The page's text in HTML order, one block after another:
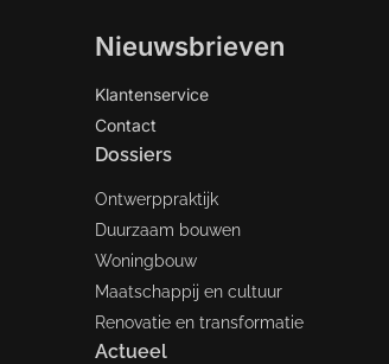
Nieuwsbrieven
Klantenservice
Contact
Dossiers
Ontwerppraktijk
Duurzaam bouwen
Woningbouw
Maatschappij en cultuur
Renovatie en transformatie
Actueel